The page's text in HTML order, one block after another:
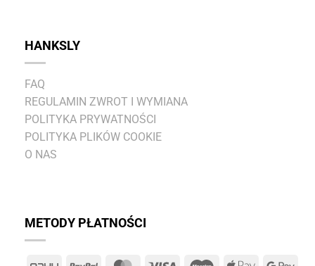
HANKSLY
FAQ
REGULAMIN ZWROT I WYMIANA
POLITYKA PRYWATNOŚCI
POLITYKA PLIKÓW COOKIE
O NAS
METODY PŁATNOŚCI